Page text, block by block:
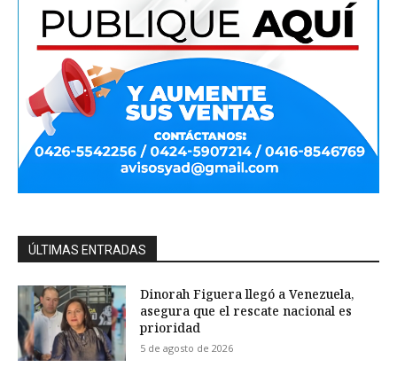
ÚLTIMAS ENTRADAS
Dinorah Figuera llegó a Venezuela,
asegura que el rescate nacional es
prioridad
5 de agosto de 2026